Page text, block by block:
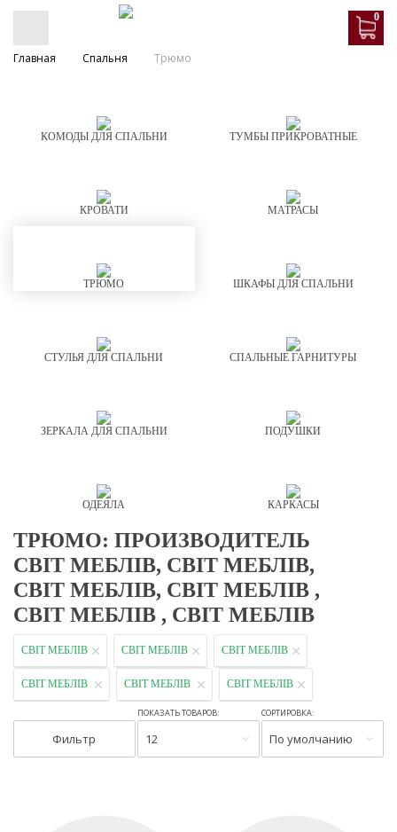
0
Главная Спальня Трюмо
КОМОДЫ ДЛЯ СПАЛЬНИ ТУМБЫ ПРИКРОВАТНЫЕ
КРОВАТИ МАТРАСЫ
ТРЮМО ШКАФЫ ДЛЯ СПАЛЬНИ
СТУЛЬЯ ДЛЯ СПАЛЬНИ СПАЛЬНЫЕ ГАРНИТУРЫ
ЗЕРКАЛА ДЛЯ СПАЛЬНИ ПОДУШКИ
ОДЕЯЛА КАРКАСЫ
ТРЮМО: ПРОИЗВОДИТЕЛЬ
СВІТ МЕБЛІВ, СВІТ МЕБЛІВ,
СВІТ МЕБЛІВ, СВІТ МЕБЛІВ ,
СВІТ МЕБЛІВ , СВІТ МЕБЛІВ
СВІТ МЕБЛІВ СВІТ МЕБЛІВ СВІТ МЕБЛІВ
СВІТ МЕБЛІВ СВІТ МЕБЛІВ СВІТ МЕБЛІВ
Фильтр
ПОКАЗАТЬ ТОВАРОВ:
12
СОРТИРОВКА:
По умолчанию